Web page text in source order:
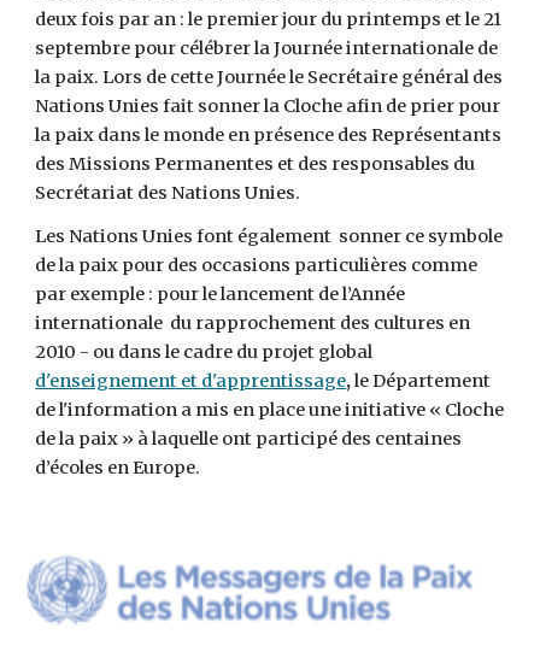
deux fois par an : le premier jour du printemps et le 21
septembre pour célébrer la Journée internationale de
la paix. Lors de cette Journée le Secrétaire général des
Nations Unies fait sonner la Cloche afin de prier pour
la paix dans le monde en présence des Représentants
des Missions Permanentes et des responsables du
Secrétariat des Nations Unies.
Les Nations Unies font également  sonner ce symbole
de la paix pour des occasions particulières comme
par exemple : pour le lancement de l’Année
internationale  du rapprochement des cultures en
d'enseignement et d'apprentissage, le Département
de l'information a mis en place une initiative « Cloche
de la paix » à laquelle ont participé des centaines
d’écoles en Europe.